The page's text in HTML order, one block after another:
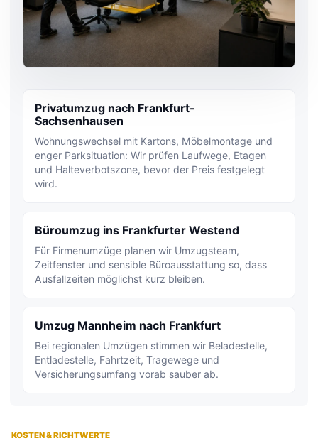
Privatumzug nach Frankfurt-
Sachsenhausen
Wohnungswechsel mit Kartons, Möbelmontage und
enger Parksituation: Wir prüfen Laufwege, Etagen
und Halteverbotszone, bevor der Preis festgelegt
wird.
Büroumzug ins Frankfurter Westend
Für Firmenumzüge planen wir Umzugsteam,
Zeitfenster und sensible Büroausstattung so, dass
Ausfallzeiten möglichst kurz bleiben.
Umzug Mannheim nach Frankfurt
Bei regionalen Umzügen stimmen wir Beladestelle,
Entladestelle, Fahrtzeit, Tragewege und
Versicherungsumfang vorab sauber ab.
KOSTEN & RICHTWERTE